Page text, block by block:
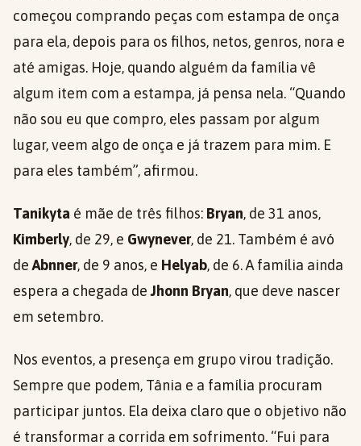
começou comprando peças com estampa de onça
para ela, depois para os filhos, netos, genros, nora e
até amigas. Hoje, quando alguém da família vê
algum item com a estampa, já pensa nela. “Quando
não sou eu que compro, eles passam por algum
lugar, veem algo de onça e já trazem para mim. E
para eles também”, afirmou.
Tanikyta é mãe de três filhos: Bryan, de 31 anos,
Kimberly, de 29, e Gwynever, de 21. Também é avó
deAbnner, de 9 anos, e Helyab, de 6. A família ainda
espera a chegada deJhonn Bryan, que deve nascer
em setembro.
Nos eventos, a presença em grupo virou tradição.
Sempre que podem, Tânia e a família procuram
participar juntos. Ela deixa claro que o objetivo não
é transformar a corrida em sofrimento. “Fui para